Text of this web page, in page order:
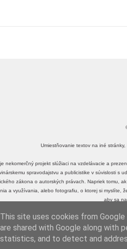
Umiestňovanie textov na iné
nekomerčný projekt slúžiaci na vzdelávacie a
spravodajstvu a publicistike v súvislosti s
zákona o autorských právach. Napriek tomu,
a využívania, alebo fotografiu, o ktorej si myslíte,
aby sa
This site uses cookies from
are shared with Google along with
statistics, and to detect and